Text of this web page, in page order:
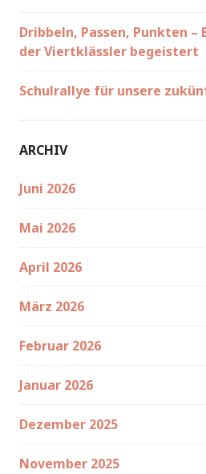
Dribbeln, Passen, Punkten
der Viertklässler begeistert
Schulrallye für unsere
ARCHIV
Juni 2026
Mai 2026
April 2026
März 2026
Februar 2026
Januar 2026
Dezember 2025
November 2025